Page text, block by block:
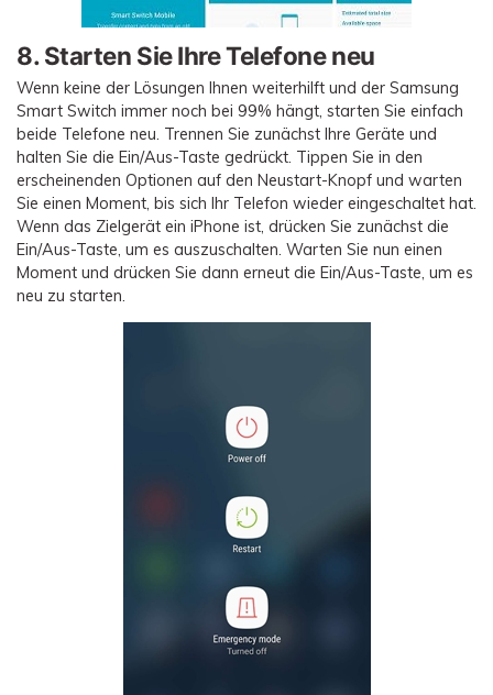
8. Starten Sie Ihre Telefone neu
Wenn keine der Lösungen Ihnen weiterhilft und der Samsung
Smart Switch immer noch bei 99% hängt, starten Sie einfach
beide Telefone neu. Trennen Sie zunächst Ihre Geräte und
halten Sie die Ein/Aus-Taste gedrückt. Tippen Sie in den
erscheinenden Optionen auf den Neustart-Knopf und warten
Sie einen Moment, bis sich Ihr Telefon wieder eingeschaltet hat.
Wenn das Zielgerät ein iPhone ist, drücken Sie zunächst die
Ein/Aus-Taste, um es auszuschalten. Warten Sie nun einen
Moment und drücken Sie dann erneut die Ein/Aus-Taste, um es
neu zu starten.